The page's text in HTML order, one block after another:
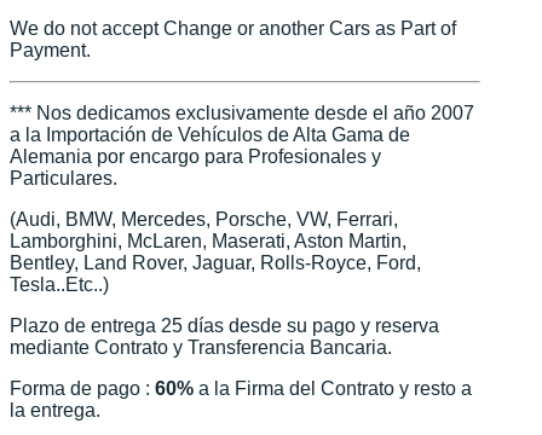
We do not accept Change or another Cars as Part of
Payment.
*** Nos dedicamos exclusivamente desde el año 2007
a la Importación de Vehículos de Alta Gama de
Alemania por encargo para Profesionales y
Particulares.
(Audi, BMW, Mercedes, Porsche, VW, Ferrari,
Lamborghini, McLaren, Maserati, Aston Martin,
Bentley, Land Rover, Jaguar, Rolls-Royce, Ford,
Tesla..Etc..)
Plazo de entrega 25 días desde su pago y reserva
mediante Contrato y Transferencia Bancaria.
Forma de pago : 60% a la Firma del Contrato y resto a
la entrega.